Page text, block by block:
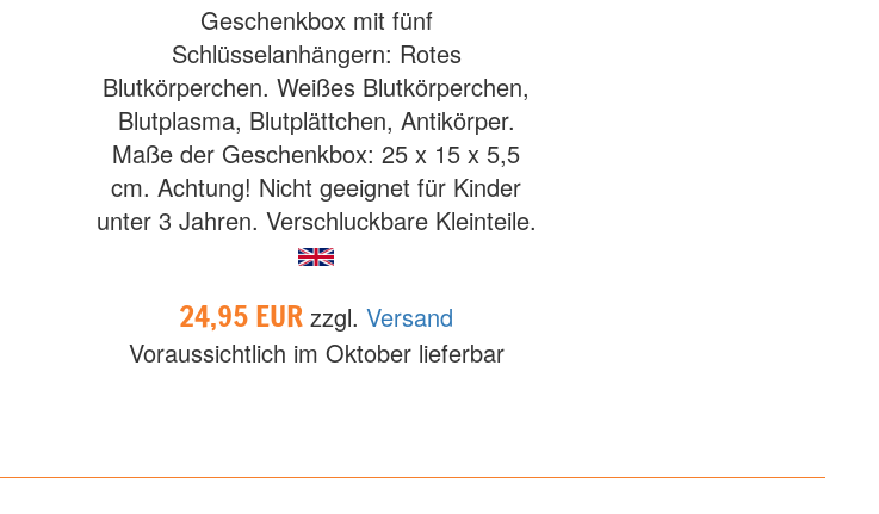
Geschenkbox mit fünf
Schlüsselanhängern: Rotes
Blutkörperchen. Weißes Blutkörperchen,
Blutplasma, Blutplättchen, Antikörper.
Maße der Geschenkbox: 25 x 15 x 5,5
cm. Achtung! Nicht geeignet für Kinder
unter 3 Jahren. Verschluckbare Kleinteile.
24,95 EUR zzgl. Versand
Voraussichtlich im Oktober lieferbar